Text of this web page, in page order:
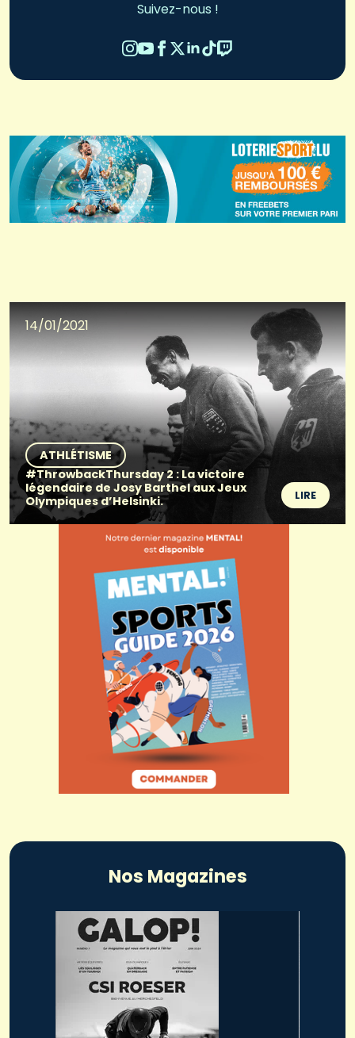
Suivez-nous !
14/01/2021
ATHLÉTISME
#ThrowbackThursday 2 : La victoire
légendaire de Josy Barthel aux Jeux
Olympiques d’Helsinki.
LIRE
Nos Magazines